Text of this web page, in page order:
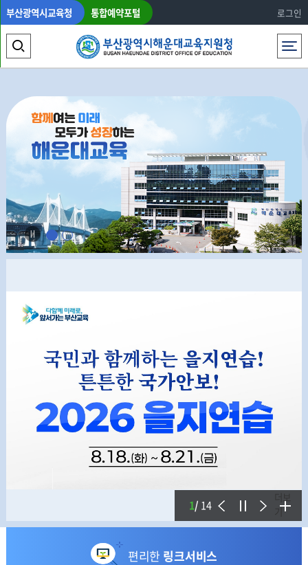
부산광역시교육청 통합예약포털 로그인
전체메뉴
색
영
역
열
기
2
Stop
2 14
이전 정지 다음
기
편리한 링크서비스